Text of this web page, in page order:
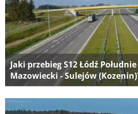
Jaki przebieg S12 Łódź
Mazowiecki - Sulejów